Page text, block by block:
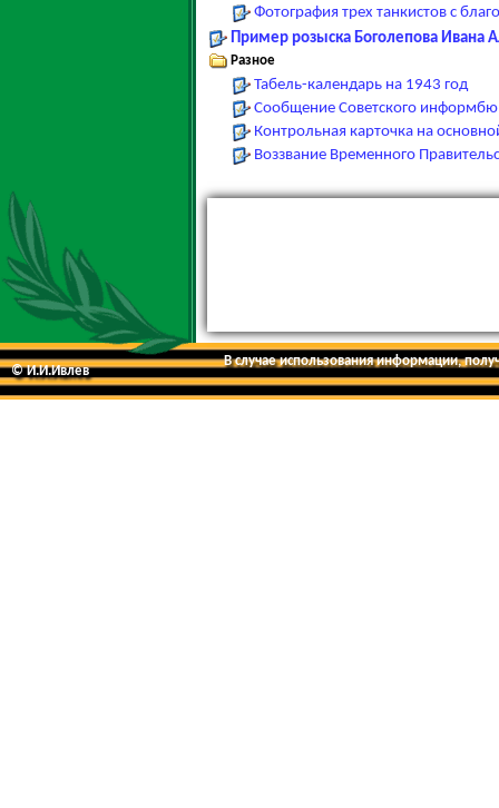
Фотография трех танкистов с
Пример розыска Боголепова Ивана
Разное
Табель-календарь на 1943 год
Сообщение Советского
Контрольная карточка на
Воззвание Временного
© И.И.Ивлев
В случае использования информации,